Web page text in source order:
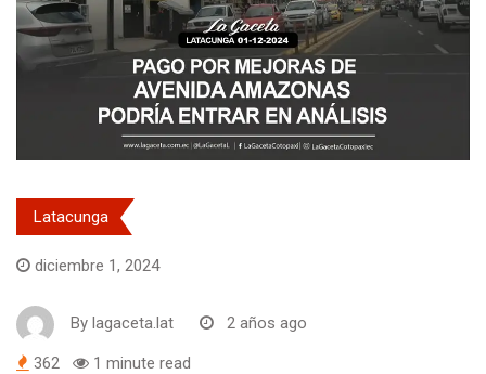
Latacunga
diciembre 1, 2024
By lagaceta.lat 2 años ago
362 1 minute read